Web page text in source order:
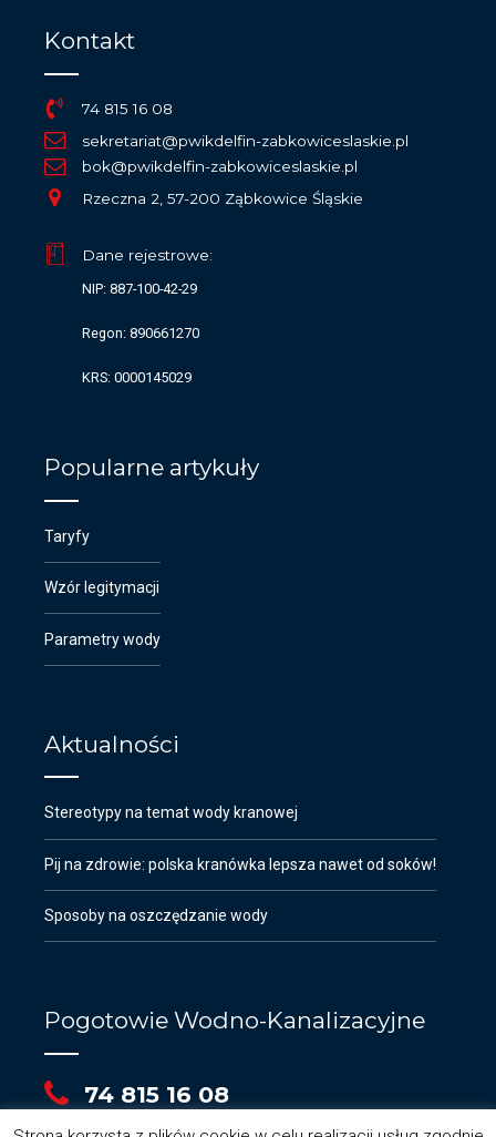
Kontakt
74 815 16 08
sekretariat@pwikdelfin-zabkowiceslaskie.pl
bok@pwikdelfin-zabkowiceslaskie.pl
Rzeczna 2, 57-200 Ząbkowice Śląskie
Dane rejestrowe:
NIP: 887-100-42-29
Regon: 890661270
KRS: 0000145029
Popularne artykuły
Taryfy
Wzór legitymacji
Parametry wody
Aktualności
Stereotypy na temat wody kranowej
Pij na zdrowie: polska kranówka lepsza nawet od soków!
Sposoby na oszczędzanie wody
Pogotowie Wodno-Kanalizacyjne
74 815 16 08